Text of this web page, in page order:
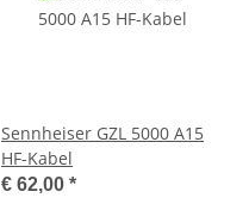
Sennheiser GZL 5000 A15
HF-Kabel
€ 62,00 *